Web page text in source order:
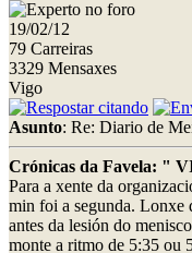
19/02/12
79 Carreiras
3329 Mensaxes
Vigo
Asunto: Re: Diario de
Crónicas da Favela: "
Para a xente da
min foi a segunda. Lonxe
antes da lesión do
monte a ritmo de 5:35 ou